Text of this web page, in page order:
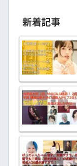
新着記事